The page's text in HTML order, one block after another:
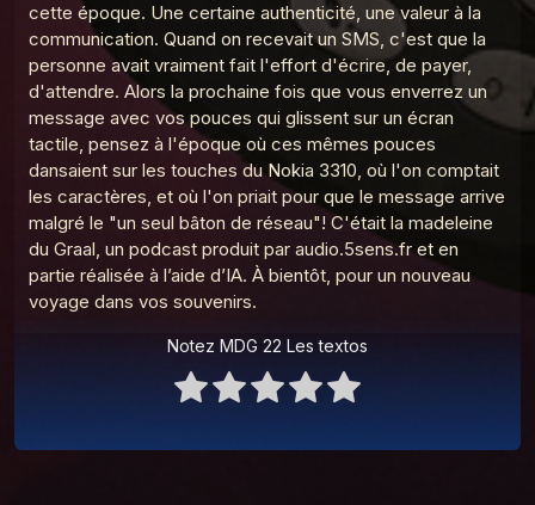
20
MDG 2 Le Walkman
La Madeleine du Graal
cette époque. Une certaine authenticité, une valeur à la
communication. Quand on recevait un SMS, c'est que la
personne avait vraiment fait l'effort d'écrire, de payer,
d'attendre. Alors la prochaine fois que vous enverrez un
message avec vos pouces qui glissent sur un écran
tactile, pensez à l'époque où ces mêmes pouces
dansaient sur les touches du Nokia 3310, où l'on comptait
les caractères, et où l'on priait pour que le message arrive
malgré le "un seul bâton de réseau"! C'était la madeleine
du Graal, un podcast produit par audio.5sens.fr et en
partie réalisée à l’aide d’IA. À bientôt, pour un nouveau
voyage dans vos souvenirs.
Notez MDG 22 Les textos